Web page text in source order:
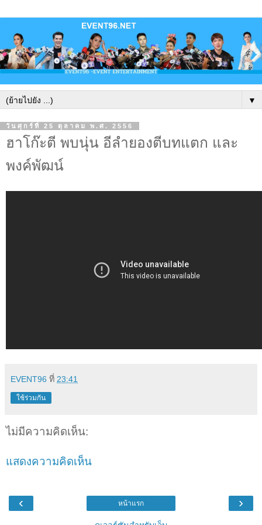
▼
วันศุกร์ที่ 25 ตุลาคม พ.ศ. 2556
ฮาโก๊ะตี พบนุ่น อีลำยองตีบทแตก และ
พงค์พัฒน์
EVENT96 ที่ 23:41
ใช้ร่วมกัน
ไม่มีความคิดเห็น:
แสดงความคิดเห็น
‹ ›
หน้าแรก